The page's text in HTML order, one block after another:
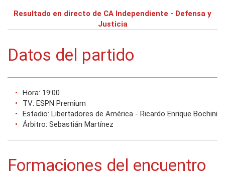
Resultado en directo de CA Independiente - Defensa y
Justicia
Datos del partido
Hora: 19:00
TV: ESPN Premium
Estadio: Libertadores de América - Ricardo Enrique Bochini
Árbitro: Sebastián Martínez
Formaciones del encuentro